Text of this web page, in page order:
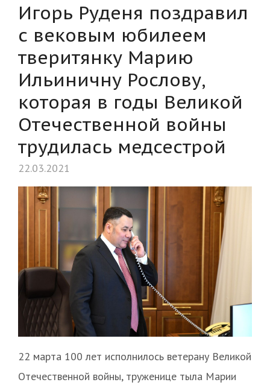
Игорь Руденя поздравил
с вековым юбилеем
тверитянку Марию
Ильиничну Рослову,
которая в годы Великой
Отечественной войны
трудилась медсестрой
22.03.2021
22 марта 100 лет исполнилось ветерану Великой
Отечественной войны, труженице тыла Марии